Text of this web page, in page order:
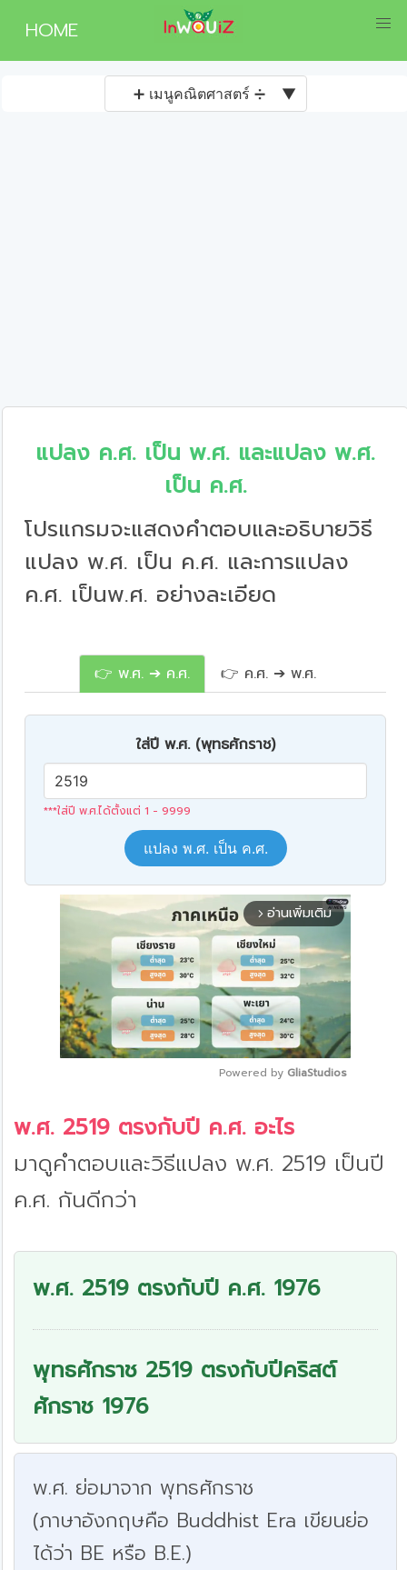
HOME
➕ เมนูคณิตศาสตร์ ➗ ▼
แปลง ค.ศ. เป็น พ.ศ. และแปลง พ.ศ.
เป็น ค.ศ.
โปรแกรมจะแสดงคำตอบและอธิบายวิธี
แปลง พ.ศ. เป็น ค.ศ. และการแปลง
ค.ศ. เป็นพ.ศ. อย่างละเอียด
👉 พ.ศ. ➔ ค.ศ. 👉 ค.ศ. ➔ พ.ศ.
ใส่ปี พ.ศ. (พุทธศักราช)
***ใส่ปี พ.ศ.ได้ตั้งแต่ 1 - 9999
แปลง พ.ศ. เป็น ค.ศ.
arrow_forward_ios อ่านเพิ่มเติม
Powered by GliaStudios
พ.ศ. 2519 ตรงกับปี ค.ศ. อะไร
มาดูคำตอบและวิธีแปลง พ.ศ. 2519 เป็นปี
ค.ศ. กันดีกว่า
พ.ศ. 2519 ตรงกับปี ค.ศ. 1976
พุทธศักราช 2519 ตรงกับปีคริสต์
ศักราช 1976
พ.ศ. ย่อมาจาก พุทธศักราช
(ภาษาอังกฤษคือ Buddhist Era เขียนย่อ
ได้ว่า BE หรือ B.E.)